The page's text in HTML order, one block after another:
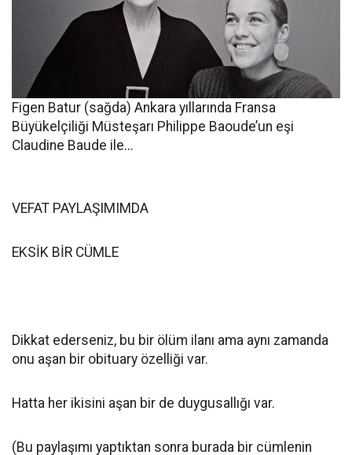
Figen Batur (sağda) Ankara yıllarında Fransa
Büyükelçiliği Müsteşarı Philippe Baoude’un eşi
Claudine Baude ile...
VEFAT PAYLAŞIMIMDA
EKSİK BİR CÜMLE
Dikkat ederseniz, bu bir ölüm ilanı ama aynı zamanda
onu aşan bir obituary özelliği var.
Hatta her ikisini aşan bir de duygusallığı var.
(Bu paylaşımı yaptıktan sonra burada bir cümlenin